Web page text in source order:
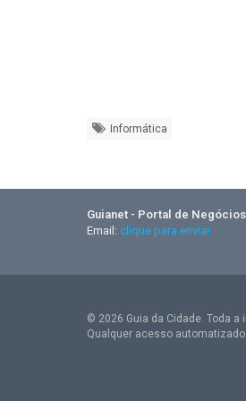
Informática
Guianet - Portal de Negócios
Email: clique para enviar
© 2026 Guia da Cidade. Toda
Qualquer acesso